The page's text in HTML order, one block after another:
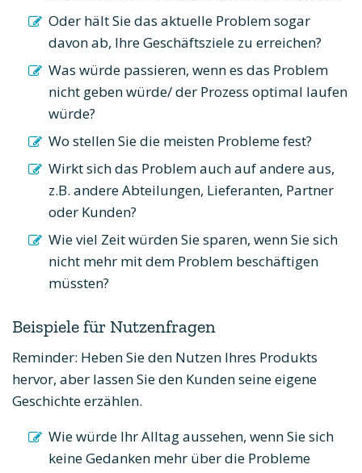
Oder hält Sie das aktuelle Problem sogar
davon ab, Ihre Geschäftsziele zu erreichen?
Was würde passieren, wenn es das Problem
nicht geben würde/ der Prozess optimal laufen
würde?
Wo stellen Sie die meisten Probleme fest?
Wirkt sich das Problem auch auf andere aus,
z.B. andere Abteilungen, Lieferanten, Partner
oder Kunden?
Wie viel Zeit würden Sie sparen, wenn Sie sich
nicht mehr mit dem Problem beschäftigen
müssten?
Beispiele für Nutzenfragen
Reminder: Heben Sie den Nutzen Ihres Produkts
hervor, aber lassen Sie den Kunden seine eigene
Geschichte erzählen.
Wie würde Ihr Alltag aussehen, wenn Sie sich
keine Gedanken mehr über die Probleme